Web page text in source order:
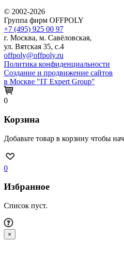
© 2002-2026
Группа фирм OFFPOLY
+7 (495) 925 00 97
г. Москва, м. Савёловская,
ул. Вятская 35, с.4
offpoly@offpoly.ru
Политика конфиденциальности
Создание и продвижение сайтов
в Москве "IT Expert Group"
0
Корзина
Добавьте товар в корзину чтобы
0
Избранное
Список пуст.
×